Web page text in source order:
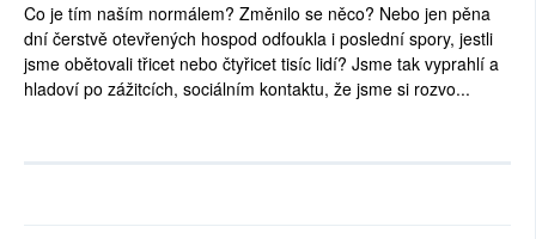
Co je tím naším normálem? Změnilo se něco? Nebo jen pěna
dní čerstvě otevřených hospod odfoukla i poslední spory, jestli
jsme obětovali třicet nebo čtyřicet tisíc lidí? Jsme tak vyprahlí a
hladoví po zážitcích, sociálním kontaktu, že jsme si rozvo...